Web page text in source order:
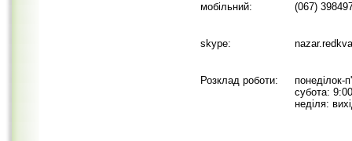
мобільний: (067)
skype: nazar.redkva
Розклад роботи:
понеділок-
субота:
неділя: